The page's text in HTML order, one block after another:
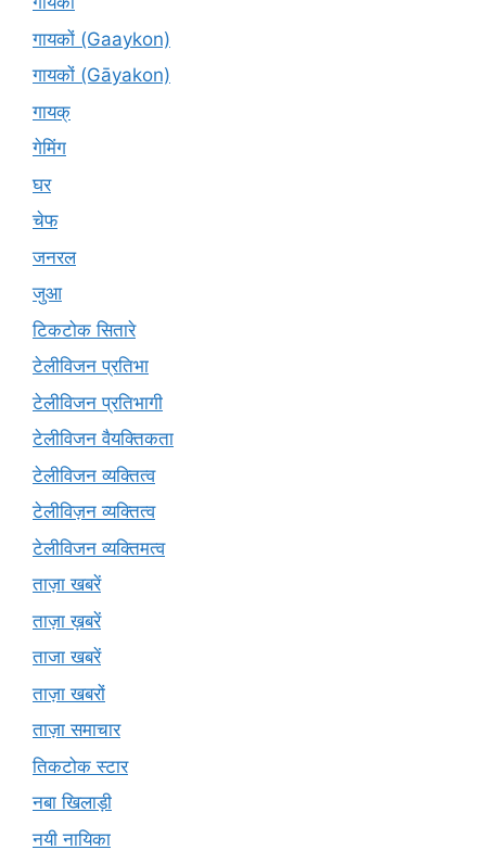
गायकों (Gaaykon)
गायकों (Gāyakon)
गायक्
गेमिंग
घर
चेफ
जनरल
जुआ
टिकटोक सितारे
टेलीविजन प्रतिभा
टेलीविजन प्रतिभागी
टेलीविजन वैयक्तिकता
टेलीविजन व्यक्तित्व
टेलीविज़न व्यक्तित्व
टेलीविजन व्यक्तिमत्व
ताज़ा खबरें
ताज़ा ख़बरें
ताजा खबरें
ताज़ा खबरों
ताज़ा समाचार
तिकटोक स्टार
नबा खिलाड़ी
नयी नायिका